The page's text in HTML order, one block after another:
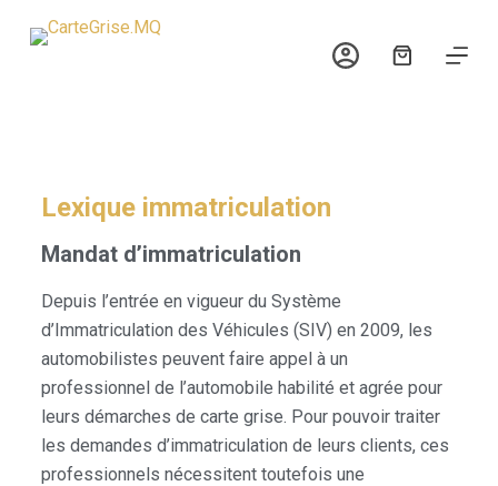
P
Lexique immatriculation
Mandat d’immatriculation
Depuis l’entrée en vigueur du Système
d’Immatriculation des Véhicules (SIV) en 2009, les
automobilistes peuvent faire appel à un
professionnel de l’automobile habilité et agrée pour
leurs démarches de carte grise. Pour pouvoir traiter
les demandes d’immatriculation de leurs clients, ces
professionnels nécessitent toutefois une